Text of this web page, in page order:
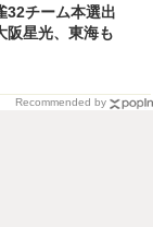
32チーム本選出
星光、東海も
Recommended by